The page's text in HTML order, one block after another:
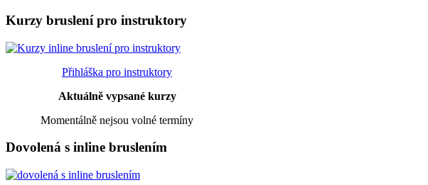
Kurzy bruslení pro instruktory
Přihláška pro instruktory
Aktuálně vypsané kurzy
Momentálně nejsou volné termíny
Dovolená s inline bruslením